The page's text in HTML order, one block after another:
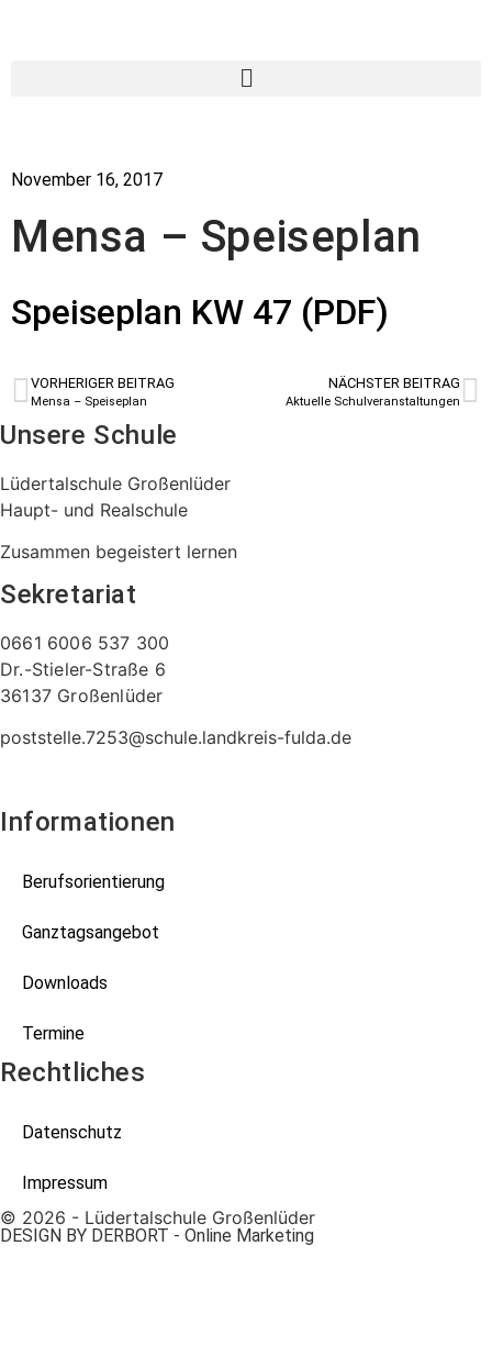
November 16, 2017
Mensa – Speiseplan
Speiseplan KW 47 (PDF)
VORHERIGER BEITRAG
Mensa – Speiseplan
NÄCHSTER BEITRAG
Aktuelle Schulveranstaltungen
Unsere Schule
Lüdertalschule Großenlüder
Haupt- und Realschule
Zusammen begeistert lernen
Sekretariat
0661 6006 537 300
Dr.-Stieler-Straße 6
36137 Großenlüder
poststelle.7253@schule.landkreis-fulda.de
Informationen
Berufsorientierung
Ganztagsangebot
Downloads
Termine
Rechtliches
Datenschutz
Impressum
© 2026 - Lüdertalschule Großenlüder
DESIGN BY DERBORT - Online Marketing